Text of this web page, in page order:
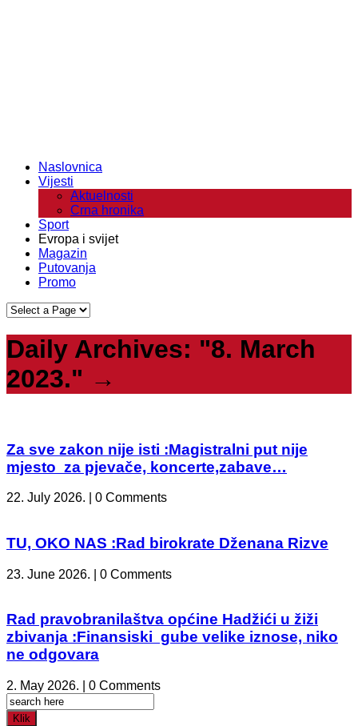
Naslovnica
Vijesti
Aktuelnosti
Crna hronika
Sport
Evropa i svijet
Magazin
Putovanja
Promo
Daily Archives: "8. March
2023." →
Za sve zakon nije isti :Magistralni put nije
mjesto za pjevače, koncerte,zabave…
22. July 2026. | 0 Comments
TU, OKO NAS :Rad birokrate Dženana Rizve
23. June 2026. | 0 Comments
Rad pravobranilaštva općine Hadžići u žiži
zbivanja :Finansiski gube velike iznose, niko
ne odgovara
2. May 2026. | 0 Comments
Klik